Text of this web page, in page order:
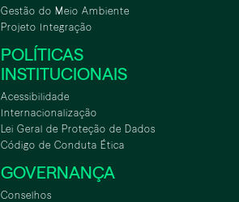
Gestão do Meio Ambiente
Projeto Integração
POLÍTICAS
INSTITUCIONAIS
Acessibilidade
Internacionalização
Lei Geral de Proteção de Dados
Código de Conduta Ética
GOVERNANÇA
Conselhos